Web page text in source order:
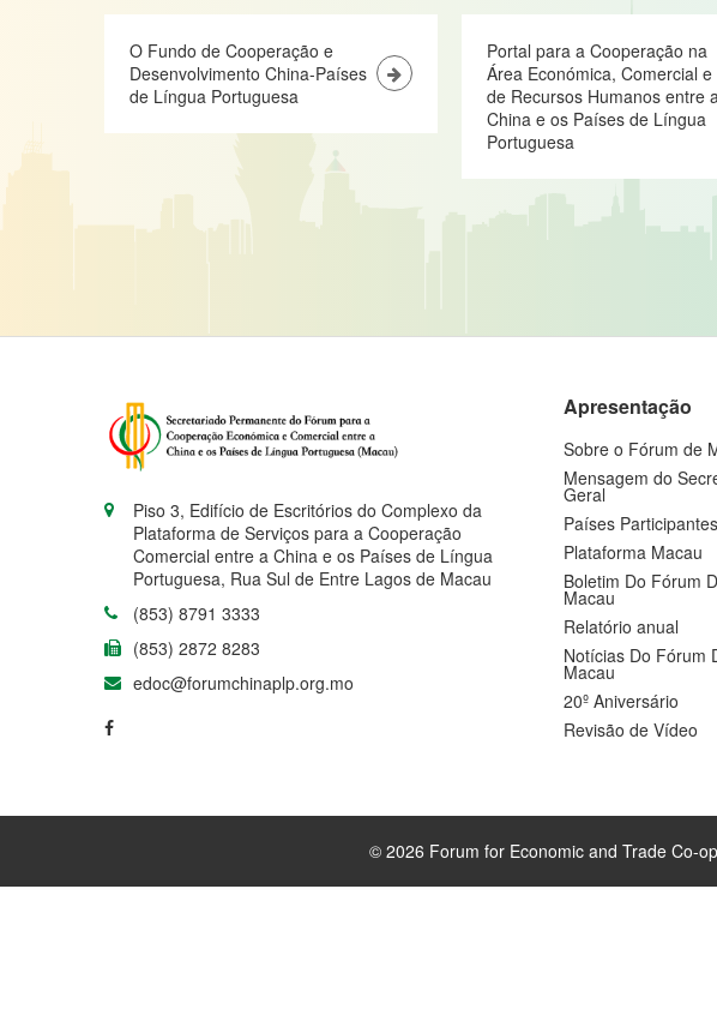
O Fundo de Cooperação e
Desenvolvimento China-Países
de Língua Portuguesa
Portal para a Cooperação na
Área Económica, Comercial e
de Recursos Humanos entre a
China e os Países de Língua
Portuguesa
Piso 3, Edifício de Escritórios do Complexo da
Plataforma de Serviços para a Cooperação
Comercial entre a China e os Países de Língua
Portuguesa, Rua Sul de Entre Lagos de Macau
(853) 8791 3333
(853) 2872 8283
edoc@forumchinaplp.org.mo
Apresentação
Sobre o Fórum de
Mensagem do
Geral
Países Participantes
Plataforma Macau
Boletim Do Fórum
Macau
Relatório anual
Notícias Do Fórum
Macau
20º Aniversário
Revisão de Vídeo
© 2026 Forum for Economic and Trade Co-